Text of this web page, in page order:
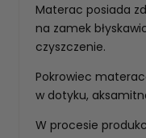
Materac posiada
na zamek
czyszczenie.
Pokrowiec
w dotyku,
W procesie